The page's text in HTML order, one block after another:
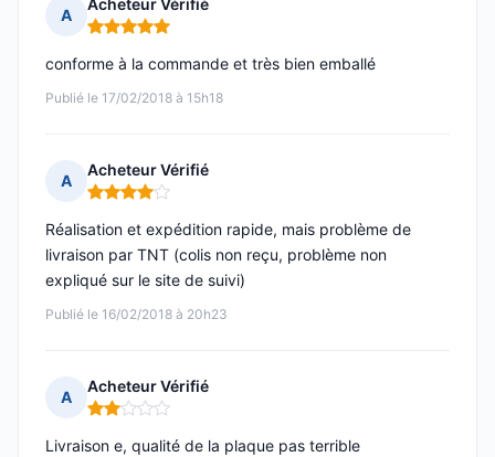
A
Acheteur Vérifié
Note : 5 sur 5
Publié le 17/02/2018 à 15h18
conforme à la commande et très bien emballé
A
Acheteur Vérifié
Note : 4 sur 5
Publié le 16/02/2018 à 20h23
Réalisation et expédition rapide, mais problème de
livraison par TNT (colis non reçu, problème non
expliqué sur le site de suivi)
A
Acheteur Vérifié
Note : 2 sur 5
Livraison e, qualité de la plaque pas terrible